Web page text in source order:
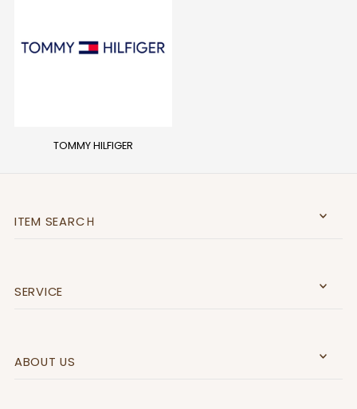
TOMMY HILFIGER
ITEM SEARCＨ
SERVICE
ABOUT US